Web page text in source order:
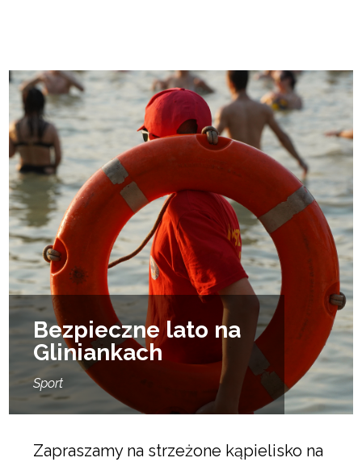
Bezpieczne lato na
Gliniankach
Sport
Zapraszamy na strzeżone kąpielisko na